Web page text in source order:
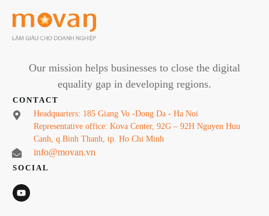
Our mission helps businesses to close the digital
equality gap in developing regions.
CONTACT
Headquarters: 185 Giang Vo -Dong Da - Ha Noi
Representative office: Kova Center, 92G – 92H Nguyen Huu
Canh, q.Binh Thanh, tp. Ho Chi Minh
info@movan.vn
SOCIAL